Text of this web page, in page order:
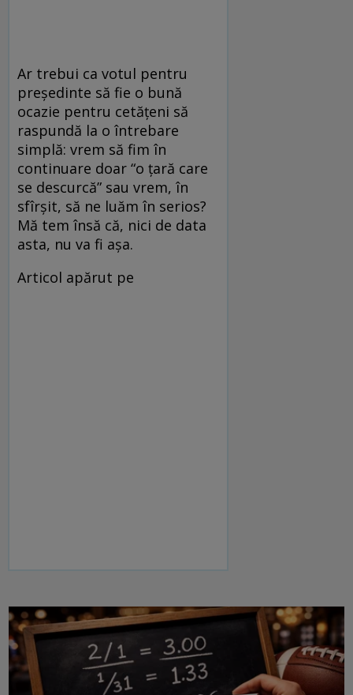
Ar trebui ca votul pentru
preşedinte să fie o bună
ocazie pentru cetăţeni să
raspundă la o întrebare
simplă: vrem să fim în
continuare doar “o ţară care
se descurcă” sau vrem, în
sfîrşit, să ne luăm în serios?
Mă tem însă că, nici de data
asta, nu va fi aşa.
Articol apărut pe